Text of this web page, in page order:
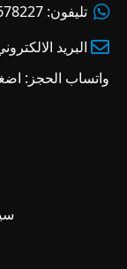
تليفون: / 01225549586
البريد
واتساب الحجز: